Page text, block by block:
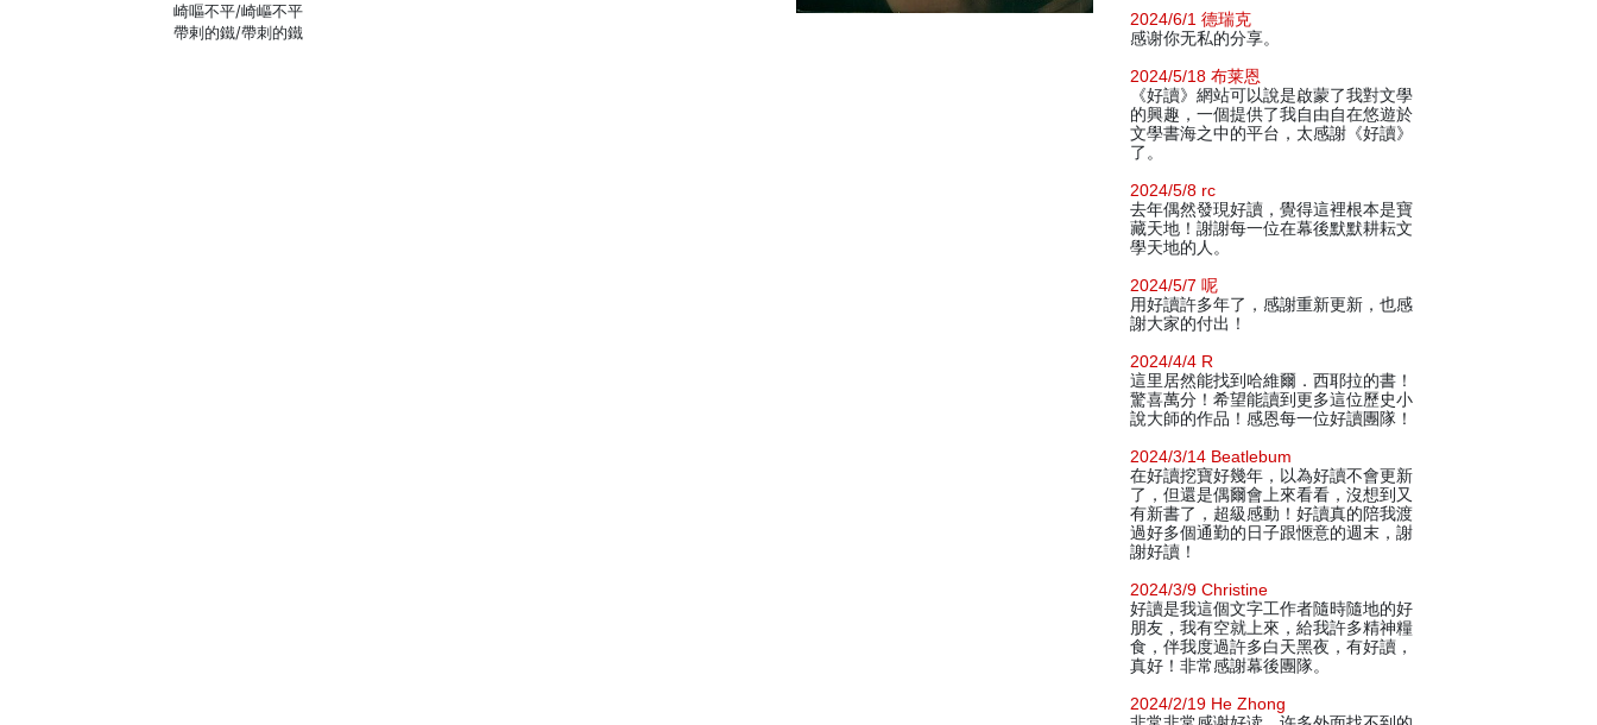
崎嘔不平/崎嶇不平
帶剌的鐵/帶刺的鐵
2024/6/1 德瑞克
感谢你无私的分享。
2024/5/18 布莱恩
《好讀》網站可以說是啟蒙了我對文學
的興趣，一個提供了我自由自在悠遊於
文學書海之中的平台，太感謝《好讀》
了。
2024/5/8 rc
去年偶然發現好讀，覺得這裡根本是寶
藏天地！謝謝每一位在幕後默默耕耘文
學天地的人。
2024/5/7 呢
用好讀許多年了，感謝重新更新，也感
謝大家的付出！
2024/4/4 R
這里居然能找到哈維爾．西耶拉的書！
驚喜萬分！希望能讀到更多這位歷史小
說大師的作品！感恩每一位好讀團隊！
2024/3/14 Beatlebum
在好讀挖寶好幾年，以為好讀不會更新
了，但還是偶爾會上來看看，沒想到又
有新書了，超級感動！好讀真的陪我渡
過好多個通勤的日子跟愜意的週末，謝
謝好讀！
2024/3/9 Christine
好讀是我這個文字工作者隨時隨地的好
朋友，我有空就上來，給我許多精神糧
食，伴我度過許多白天黑夜，有好讀，
真好！非常感謝幕後團隊。
2024/2/19 He Zhong